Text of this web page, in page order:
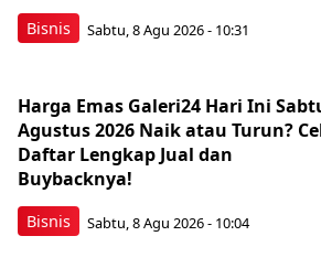
Bisnis Sabtu, 8 Agu 2026 - 10:31
Bisnis
Harga Emas Galeri24 Hari Ini
Agustus 2026 Naik atau Turun?
Daftar Lengkap Jual dan
Buybacknya!
Sabtu, 8 Agu 2026 - 10:04